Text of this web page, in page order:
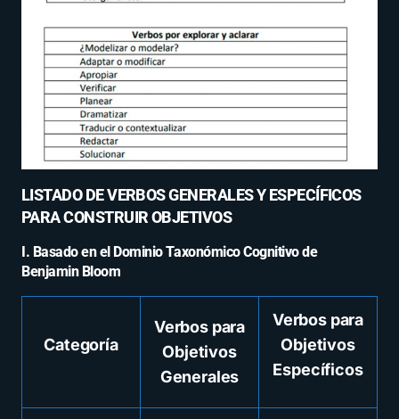
LISTADO DE VERBOS GENERALES Y ESPECÍFICOS
PARA CONSTRUIR OBJETIVOS
I. Basado en el Dominio Taxonómico Cognitivo de
Benjamin Bloom
Categoría
Verbos para
Objetivos
Generales
Verbos para
Objetivos
Específicos